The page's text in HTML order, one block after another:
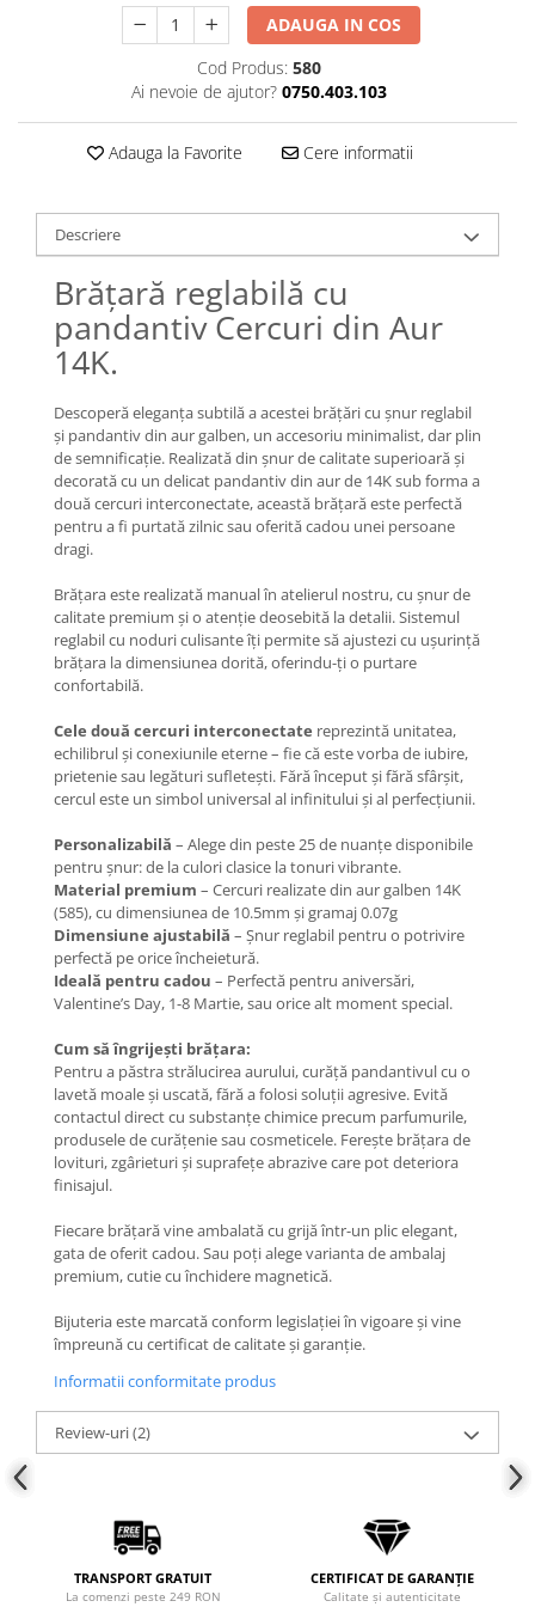
Lănțișoare cu Soare
Lănțișoare cu Semilună
Lănțișoare cu Animale
Lănțișoare cu Molecule
Lănțișoare cu Pietre Naturale
COLIERE CU PERLE
Coliere cu Perle Naturale
Coliere cu Perle Preciosa
COLIERE ȘNUR REGLABIL
Coliere cu Inimioare
Coliere cu Stea
Coliere cu Soare
Coliere cu Semilună
Coliere cu Zodii
Coliere cu Flori
Coliere cu Molecule
Coliere Diverse
BRĂȚĂRI
Brățări din Aur cu șnur reglabil
Brățări din Argint cu șnur reglabil
BRĂȚĂRI CU PIETRE SEMIPREȚIOASE
Brățări din Aur cu pietre
semiprețioase
Brățări din Argint cu pietre
semiprețioase
Brățări elastice cu pietre
semiprețioase
BRĂȚĂRI DE PICIOR
Brățări de picior din Argint
COLIERE
Coliere cu mărgele colorate și
Argint
Coliere cu pietre semiprețioase
ADAUGA IN COS
Cod Produs: 580
Ai nevoie de ajutor? 0750.403.103
Adauga la Favorite Cere informatii
Descriere
Brățară reglabilă cu
pandantiv Cercuri din Aur
14K.
Descoperă eleganța subtilă a acestei brățări cu șnur reglabil
și pandantiv din aur galben, un accesoriu minimalist, dar plin
de semnificație. Realizată din șnur de calitate superioară și
decorată cu un delicat pandantiv din aur de 14K sub forma a
două cercuri interconectate, această brățară este perfectă
pentru a fi purtată zilnic sau oferită cadou unei persoane
dragi.
Brățara este realizată manual în atelierul nostru, cu șnur de
calitate premium și o atenție deosebită la detalii. Sistemul
reglabil cu noduri culisante îți permite să ajustezi cu ușurință
brățara la dimensiunea dorită, oferindu-ți o purtare
confortabilă.
Cele două cercuri interconectate reprezintă unitatea,
echilibrul și conexiunile eterne – fie că este vorba de iubire,
prietenie sau legături sufletești. Fără început și fără sfârșit,
cercul este un simbol universal al infinitului și al perfecțiunii.
Personalizabilă – Alege din peste 25 de nuanțe disponibile
pentru șnur: de la culori clasice la tonuri vibrante.
Material premium – Cercuri realizate din aur galben 14K
(585), cu dimensiunea de 10.5mm și gramaj 0.07g
Dimensiune ajustabilă – Șnur reglabil pentru o potrivire
perfectă pe orice încheietură.
Ideală pentru cadou – Perfectă pentru aniversări,
Valentine’s Day, 1-8 Martie, sau orice alt moment special.
Cum să îngrijești brățara:
Pentru a păstra strălucirea aurului, curăță pandantivul cu o
lavetă moale și uscată, fără a folosi soluții agresive. Evită
contactul direct cu substanțe chimice precum parfumurile,
produsele de curățenie sau cosmeticele. Ferește brățara de
lovituri, zgârieturi și suprafețe abrazive care pot deteriora
finisajul.
Fiecare brățară vine ambalată cu grijă într-un plic elegant,
gata de oferit cadou. Sau poți alege varianta de ambalaj
premium, cutie cu închidere magnetică.
Bijuteria este marcată conform legislației în vigoare și vine
împreună cu certificat de calitate și garanție.
Informatii conformitate produs
Review-uri(2)
TRANSPORT GRATUIT
La comenzi peste 249 RON
CERTIFICAT DE GARANȚIE
Calitate și autenticitate